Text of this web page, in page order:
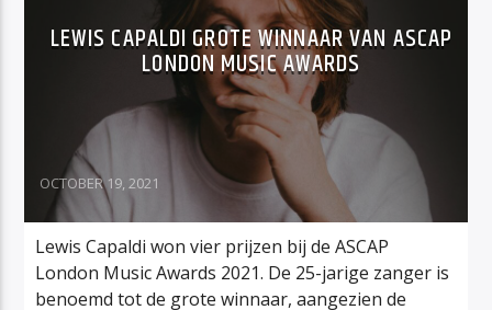
LEWIS CAPALDI GROTE WINNAAR VAN ASCAP
LONDON MUSIC AWARDS
OCTOBER 19, 2021
Lewis Capaldi won vier prijzen bij de ASCAP
London Music Awards 2021. De 25-jarige zanger is
benoemd tot de grote winnaar, aangezien de